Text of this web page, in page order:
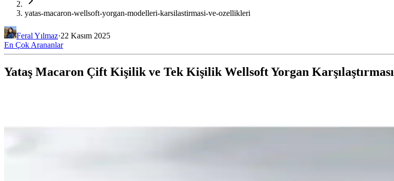
yatas-macaron-wellsoft-yorgan-modelleri-karsilastirmasi-ve-ozellikleri
Feral Yılmaz·22 Kasım 2025
En Çok Arananlar
Yataş Macaron Çift Kişilik ve Tek Kişilik Wellsoft Yorgan Karşılaştırması